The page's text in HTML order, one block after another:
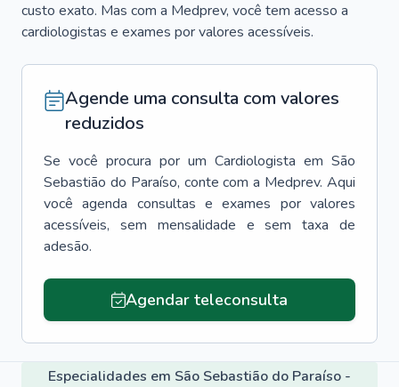
custo exato. Mas com a Medprev, você tem acesso a
cardiologistas e exames por valores acessíveis.
Agende uma consulta com valores
reduzidos
Se você procura por um Cardiologista em São
Sebastião do Paraíso, conte com a Medprev. Aqui
você agenda consultas e exames por valores
acessíveis, sem mensalidade e sem taxa de
adesão.
Agendar teleconsulta
Especialidades em São Sebastião do Paraíso -